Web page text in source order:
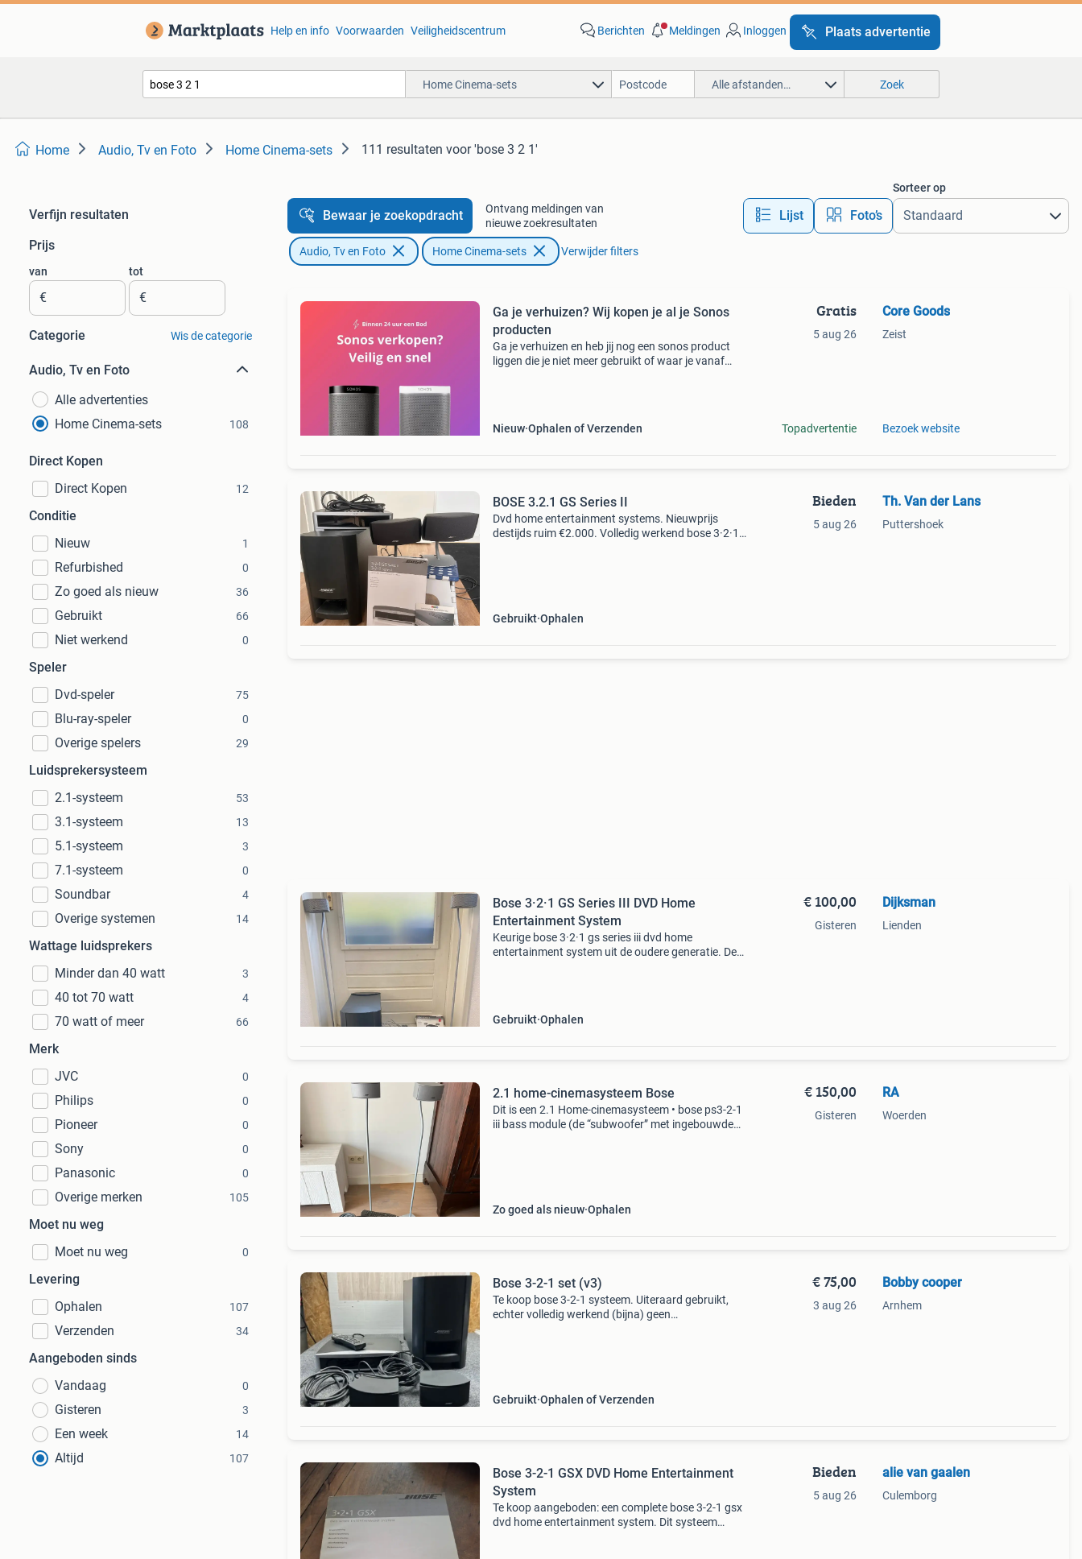
Help en info Voorwaarden Veiligheidscentrum Berichten Meldingen Inloggen Plaats advertentie
Home Cinema-sets Alle afstanden… Zoek
Home Audio, Tv en Foto Home Cinema-sets 111 resultaten voor 'bose 3 2 1'
Verfijn resultaten
Prijs
van
€
tot
€
Categorie Wis de categorie
Audio, Tv en Foto
Alle advertenties
Home Cinema-sets
108
Direct Kopen
Direct Kopen
12
Conditie
Nieuw
1
Refurbished 0
Zo goed als nieuw 36
Gebruikt 66
Niet werkend 0
Speler
Dvd-speler
75
Blu-ray-speler 0
Overige spelers 29
Luidsprekersysteem
2.1-systeem
53
3.1-systeem 13
5.1-systeem 3
7.1-systeem 0
Soundbar 4
Overige systemen 14
Wattage luidsprekers
Minder dan 40 watt
3
40 tot 70 watt 4
70 watt of meer 66
Merk
JVC
0
Philips 0
Pioneer 0
Sony 0
Panasonic 0
Overige merken 105
Moet nu weg
Moet nu weg
0
Levering
Ophalen
107
Verzenden 34
Aangeboden sinds
Vandaag
0
Gisteren 3
Een week 14
Altijd 107
Bewaar je zoekopdracht
Ontvang meldingen van
nieuwe zoekresultaten
Lijst Foto’s
Sorteer op
Audio, Tv en Foto Home Cinema-sets Verwijder filters
Ga je verhuizen? Wij kopen je al je Sonos
producten
Ga je verhuizen en heb jij nog een sonos product
liggen die je niet meer gebruikt of waar je vanaf
Nieuw Ophalen of Verzenden
Gratis
5 aug 26
Topadvertentie
Core Goods
Zeist
Bezoek website
BOSE 3.2.1 GS Series II
Dvd home entertainment systems. Nieuwprijs
destijds ruim €2.000. Volledig werkend bose 3·2·1
Gebruikt Ophalen
Bieden
5 aug 26
Th. Van der Lans
Puttershoek
Bose 3·2·1 GS Series III DVD Home
Entertainment System
Keurige bose 3·2·1 gs series iii dvd home
entertainment system uit de oudere generatie. De
Gebruikt Ophalen
€ 100,00
Gisteren
Dijksman
Lienden
2.1 home-cinemasysteem Bose
Dit is een 2.1 Home-cinemasysteem • bose ps3-2-1
iii bass module (de “subwoofer” met ingebouwde
Zo goed als nieuw Ophalen
€ 150,00
Gisteren
RA
Woerden
Bose 3-2-1 set (v3)
Te koop bose 3-2-1 systeem. Uiteraard gebruikt,
echter volledig werkend (bijna) geen
Gebruikt Ophalen of Verzenden
€ 75,00
3 aug 26
Bobby cooper
Arnhem
Bose 3-2-1 GSX DVD Home Entertainment
System
Te koop aangeboden: een complete bose 3-2-1 gsx
dvd home entertainment system. Dit systeem
Bieden
5 aug 26
alie van gaalen
Culemborg